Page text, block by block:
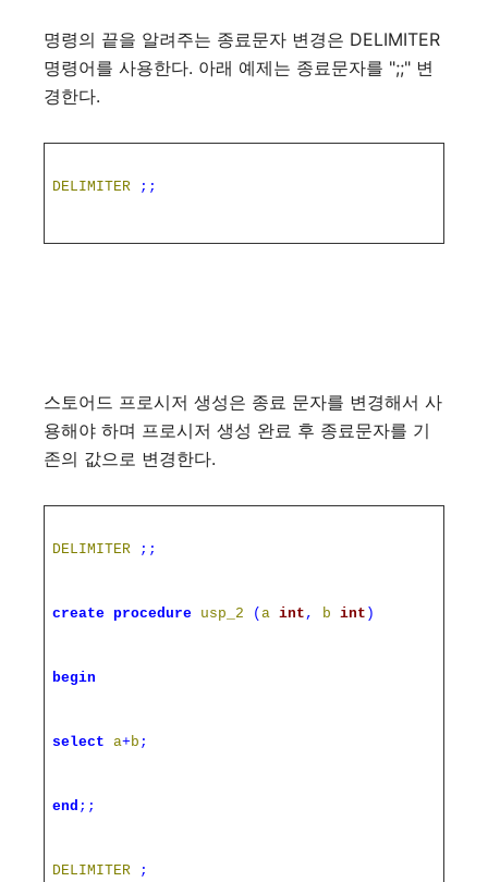
명령의 끝을 알려주는 종료문자 변경은 DELIMITER
명령어를 사용한다. 아래 예제는 종료문자를 ";;" 변
경한다.
DELIMITER ;;
스토어드 프로시저 생성은 종료 문자를 변경해서 사
용해야 하며 프로시저 생성 완료 후 종료문자를 기
존의 값으로 변경한다.
DELIMITER ;;
create procedure usp_2 ( a int , b int )
begin
select a+b ;
end ;;
DELIMITER ;